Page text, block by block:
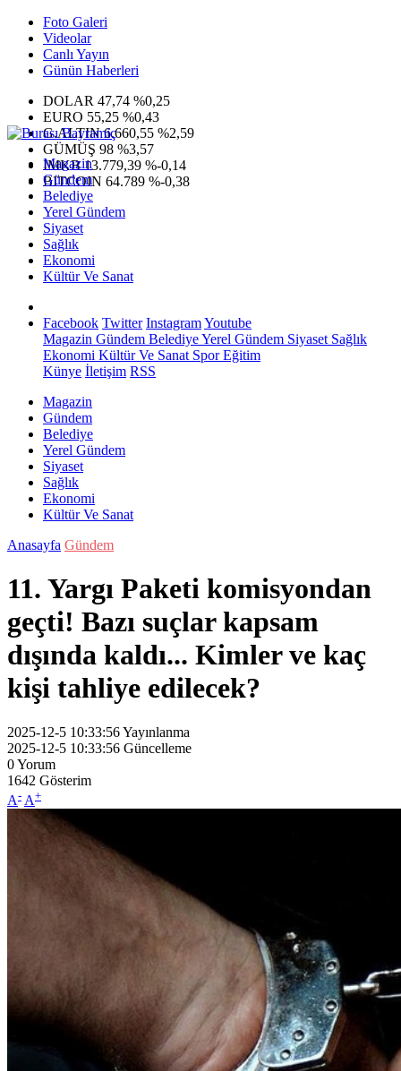
Foto Galeri
Videolar
Canlı Yayın
Günün Haberleri
DOLAR 47,74 %0,25
EURO 55,25 %0,43
G.ALTIN6.660,55 %2,59
GÜMÜŞ 98 %3,57
IMKB13.779,39 %-0,14
BITCOIN 64.789 %-0,38
Magazin
Gündem
Belediye
Yerel Gündem
Siyaset
Sağlık
Ekonomi
Kültür Ve Sanat
Facebook Twitter InstagramYoutube
Magazin Gündem BelediyeYerel Gündem Siyaset Sağlık
Ekonomi Kültür Ve Sanat SporEğitim
Künye İletişim RSS
Magazin
Gündem
Belediye
Yerel Gündem
Siyaset
Sağlık
Ekonomi
Kültür Ve Sanat
Anasayfa Gündem
11. Yargı Paketi komisyondan
geçti! Bazı suçlar kapsam
dışında kaldı... Kimler ve kaç
kişi tahliye edilecek?
2025-12-5 10:33:56Yayınlanma
2025-12-5 10:33:56 Güncelleme
0Yorum
1642 Gösterim
A- A+